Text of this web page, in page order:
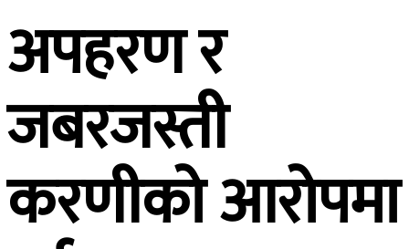
अपहरण र
जबरजस्ती
करणीको आरोपमा